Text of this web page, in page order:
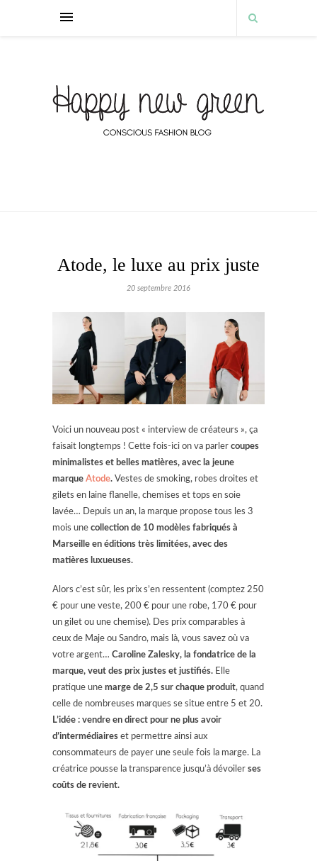
Atode, le luxe au prix juste
20 septembre 2016
Voici un nouveau post « interview de créateurs », ça
faisait longtemps ! Cette fois-ici on va parler coupes
minimalistes et belles matières, avec la jeune
marque Atode. Vestes de smoking, robes droites et
gilets en laine flanelle, chemises et tops en soie
lavée… Depuis un an, la marque propose tous les 3
mois une collection de 10 modèles fabriqués à
Marseille en éditions très limitées, avec des
matières luxueuses.
Alors c’est sûr, les prix s’en ressentent (comptez 250
€ pour une veste, 200 € pour une robe, 170 € pour
un gilet ou une chemise). Des prix comparables à
ceux de Maje ou Sandro, mais là, vous savez où va
votre argent… Caroline Zalesky, la fondatrice de la
marque, veut des prix justes et justifiés. Elle
pratique une marge de 2,5 sur chaque produit, quand
celle de nombreuses marques se situe entre 5 et 20.
L’idée : vendre en direct pour ne plus avoir
d’intermédiaires et permettre ainsi aux
consommateurs de payer une seule fois la marge. La
créatrice pousse la transparence jusqu’à dévoiler ses
coûts de revient.